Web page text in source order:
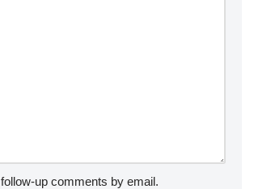
up comments by email.